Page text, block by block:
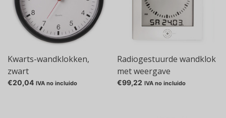
Kwarts-wandklokken,
zwart
€20,04 IVA no incluido
Radiogestuurde wandklok
met weergave
ruimteklimaat
€99,22 IVA no incluido